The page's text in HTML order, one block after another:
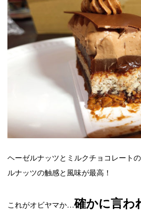
ヘーゼルナッツとミルクチョコレート
ルナッツの触感と風味が最高！
これがオビヤマか…確かに言わ